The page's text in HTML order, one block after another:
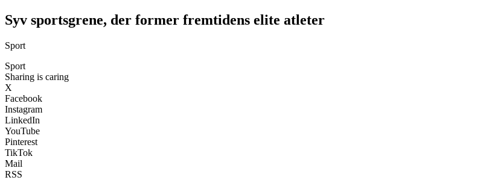
Syv sportsgrene, der former fremtidens elite atleter
Sport
Sport
Sharing is caring
X
Facebook
Instagram
LinkedIn
YouTube
Pinterest
TikTok
Mail
RSS